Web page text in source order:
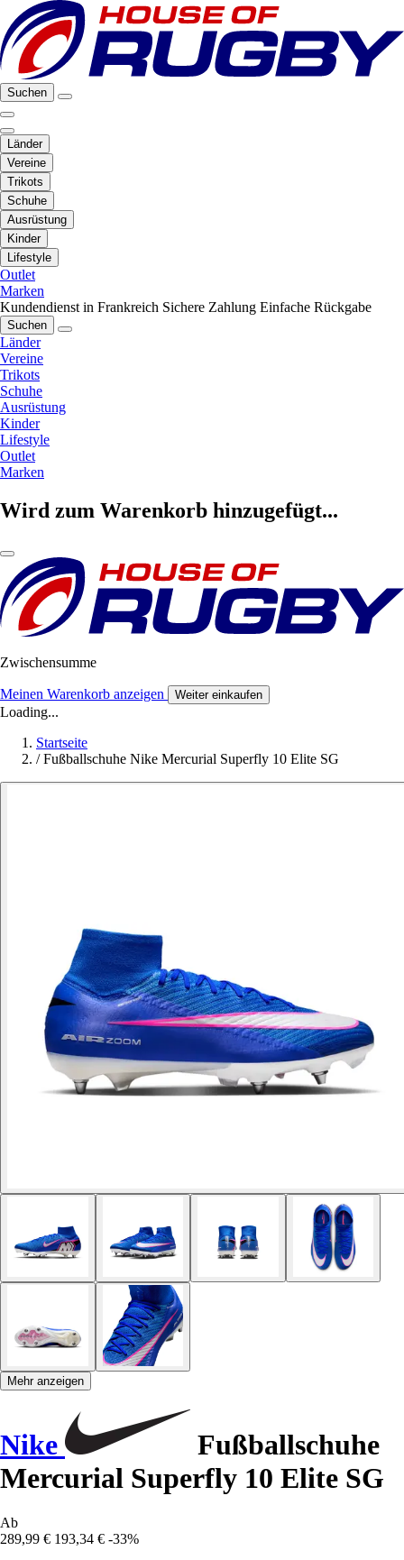
Suchen
Länder
Vereine
Trikots
Schuhe
Ausrüstung
Kinder
Lifestyle
Outlet
Marken
Kundendienst in Frankreich Sichere Zahlung Einfache Rückgabe
Suchen
Länder
Vereine
Trikots
Schuhe
Ausrüstung
Kinder
Lifestyle
Outlet
Marken
Wird zum Warenkorb hinzugefügt...
Zwischensumme
Meinen Warenkorb anzeigen Weiter einkaufen
Loading...
Startseite
/ Fußballschuhe Nike Mercurial Superfly 10 Elite SG
Mehr anzeigen
Nike
Fußballschuhe
Mercurial Superfly 10 Elite SG
Ab
289,99 € 193,34 € -33%